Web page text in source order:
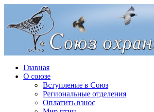
Главная
О союзе
Вступление в Союз
Региональные отделения
Оплатить взнос